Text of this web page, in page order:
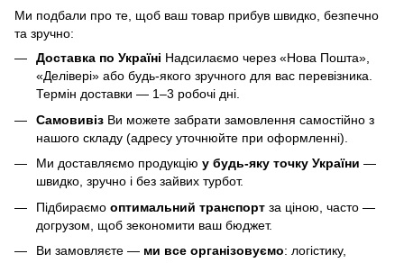
Ми подбали про те, щоб ваш товар прибув швидко, безпечно
та зручно:
Доставка по Україні Надсилаємо через «Нова Пошта»,
«Делівері» або будь-якого зручного для вас перевізника.
Термін доставки — 1–3 робочі дні.
Самовивіз Ви можете забрати замовлення самостійно з
нашого складу (адресу уточнюйте при оформленні).
Ми доставляємо продукцію у будь-яку точку України —
швидко, зручно і без зайвих турбот.
Підбираємо оптимальний транспорт за ціною, часто —
догрузом, щоб зекономити ваш бюджет.
Ви замовляєте — ми все організовуємо: логістику,